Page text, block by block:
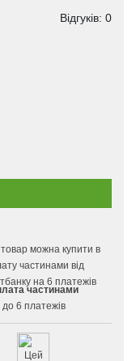
Відгуків: 0
частинами
до 6 платежів